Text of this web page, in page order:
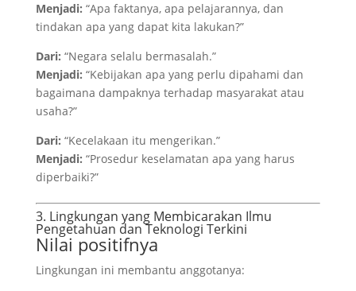
Menjadi: “Apa faktanya, apa pelajarannya, dan
tindakan apa yang dapat kita lakukan?”
Dari: “Negara selalu bermasalah.”
Menjadi: “Kebijakan apa yang perlu dipahami dan
bagaimana dampaknya terhadap masyarakat atau
usaha?”
Dari: “Kecelakaan itu mengerikan.”
Menjadi: “Prosedur keselamatan apa yang harus
diperbaiki?”
3. Lingkungan yang Membicarakan Ilmu
Pengetahuan dan Teknologi Terkini
Nilai positifnya
Lingkungan ini membantu anggotanya: